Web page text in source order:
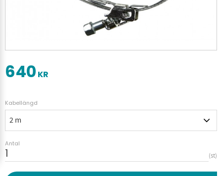
640 KR
Kabellängd
Antal
st